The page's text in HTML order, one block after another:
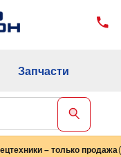
Запчасти
– только продажа